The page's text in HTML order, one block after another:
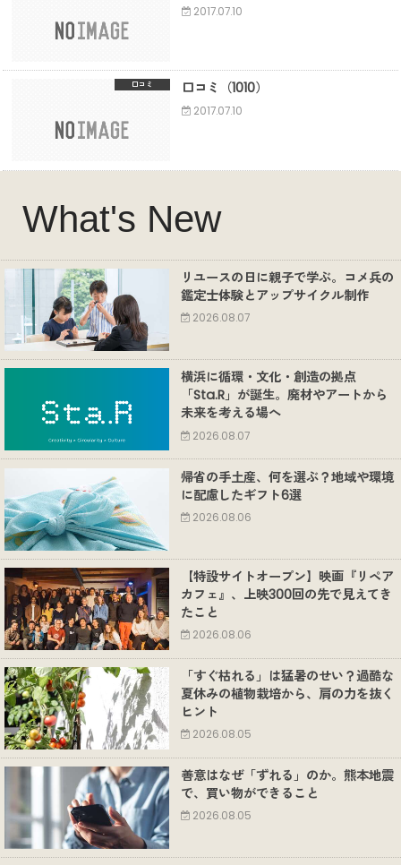
2017.07.10
口コミ 口コミ（1010）
2017.07.10
What's New
リユースの日に親子で学ぶ。コメ兵の
鑑定士体験とアップサイクル制作
2026.08.07
横浜に循環・文化・創造の拠点
「Sta.R」が誕生。廃材やアートから
未来を考える場へ
2026.08.07
帰省の手土産、何を選ぶ？地域や環境
に配慮したギフト6選
2026.08.06
【特設サイトオープン】映画『リペア
カフェ』、上映300回の先で見えてき
たこと
2026.08.06
「すぐ枯れる」は猛暑のせい？過酷な
夏休みの植物栽培から、肩の力を抜く
ヒント
2026.08.05
善意はなぜ「ずれる」のか。熊本地震
で、買い物ができること
2026.08.05